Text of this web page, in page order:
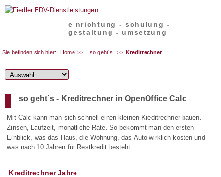
einrichtung - schulung -
gestaltung - umsetzung
Sie befinden sich hier: Home so geht´s Kreditrechner
so geht´s - Kreditrechner in OpenOffice Calc
Mit Calc kann man sich schnell einen kleinen Kreditrechner bauen.
Zinsen, Laufzeit, monatliche Rate. So bekommt man den ersten
Einblick, was das Haus, die Wohnung, das Auto wirklich kosten und
was nach 10 Jahren für Restkredit besteht.
Kreditrechner Jahre